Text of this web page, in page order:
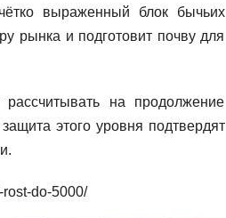
выраженный блок бычьих
рынка и подготовит почву для
на продолжение
этого уровня подтвердят
do-5000/